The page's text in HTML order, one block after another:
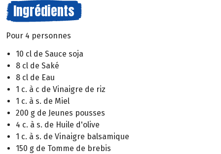
Ingrédients
Pour 4 personnes
10 cl de Sauce soja
8 cl de Saké
8 cl de Eau
1 c. à c de Vinaigre de riz
1 c. à s. de Miel
200 g de Jeunes pousses
4 c. à s. de Huile d'olive
1 c. à s. de Vinaigre balsamique
150 g de Tomme de brebis